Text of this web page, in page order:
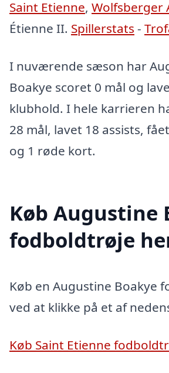
Saint Etienne, Wolfsberger
Étienne II. Spillerstats -
I nuværende sæson har
Boakye scoret 0 mål og
klubhold. I hele karrieren
28 mål, lavet 18 assists,
og 1 røde kort.
Køb Augustine
fodboldtrøje
Køb en Augustine Boakye
ved at klikke på et af
Køb Saint Etienne